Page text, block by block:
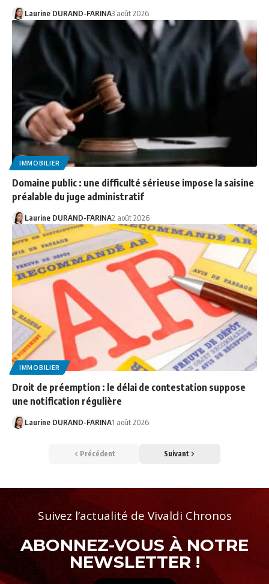
Laurine DURAND-FARINA3 août 2026
IMMOBILIER
Domaine public : une difficulté sérieuse impose la saisine
préalable du juge administratif
Laurine DURAND-FARINA2 août 2026
IMMOBILIER
Droit de préemption : le délai de contestation suppose
une notification régulière
Laurine DURAND-FARINA1 août 2026
Précédent Suivant
Suivez l’actualité de Vivaldi Chronos
ABONNEZ-VOUS À NOTRE
NEWSLETTER !